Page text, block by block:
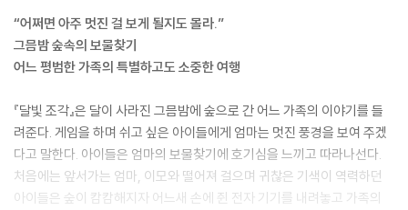
“어쩌면 아주 멋진 걸 보게 될지도 몰라.”
그믐밤 숲속의 보물찾기
어느 평범한 가족의 특별하고도 소중한 여행
『달빛 조각』은 달이 사라진 그믐밤에 숲으로 간 어느 가족의 이야기를 들
려준다. 게임을 하며 쉬고 싶은 아이들에게 엄마는 멋진 풍경을 보여 주겠
다고 말한다. 아이들은 엄마의 보물찾기에 호기심을 느끼고 따라나선다.
처음에는 앞서가는 엄마, 이모와 떨어져 걸으며 귀찮은 기색이 역력하던
아이들은 숲이 캄캄해지자 어느새 손에 쥔 전자 기기를 내려놓고 가족의